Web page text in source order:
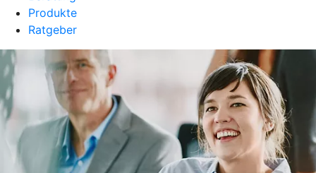
Produkte
Ratgeber